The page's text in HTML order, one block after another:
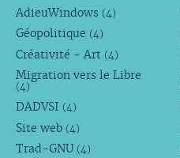
AdieuWindows (4)
Géopolitique (4)
Créativité - Art (4)
Migration vers le Libre
(4)
DADVSI (4)
Site web (4)
Trad-GNU (4)